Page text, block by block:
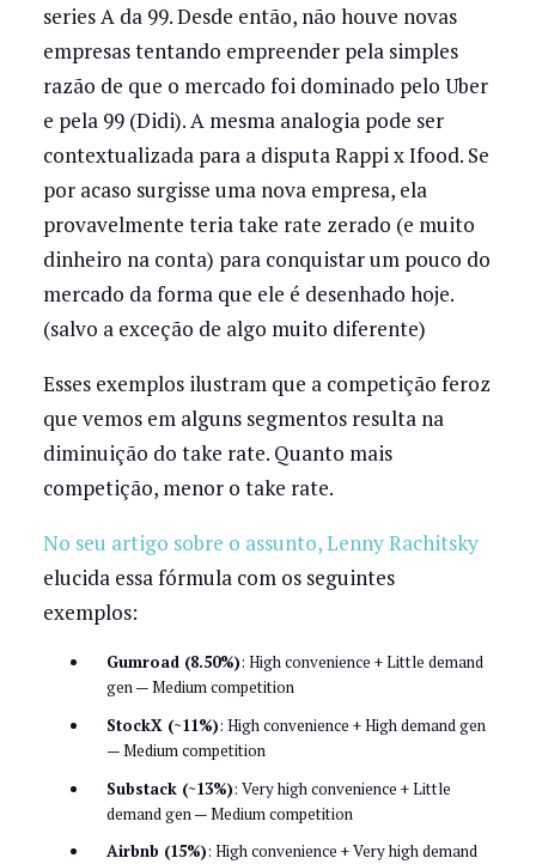
series A da 99. Desde então, não houve novas
empresas tentando empreender pela simples
razão de que o mercado foi dominado pelo Uber
e pela 99 (Didi). A mesma analogia pode ser
contextualizada para a disputa Rappi x Ifood. Se
por acaso surgisse uma nova empresa, ela
provavelmente teria take rate zerado (e muito
dinheiro na conta) para conquistar um pouco do
mercado da forma que ele é desenhado hoje.
(salvo a exceção de algo muito diferente)
Esses exemplos ilustram que a competição feroz
que vemos em alguns segmentos resulta na
diminuição do take rate. Quanto mais
competição, menor o take rate.
No seu artigo sobre o assunto, Lenny Rachitsky
elucida essa fórmula com os seguintes
exemplos:
Gumroad (8.50%): High convenience + Little demand
gen — Medium competition
StockX (~11%): High convenience + High demand gen
— Medium competition
Substack (~13%): Very high convenience + Little
demand gen — Medium competition
Airbnb (15%): High convenience + Very high demand